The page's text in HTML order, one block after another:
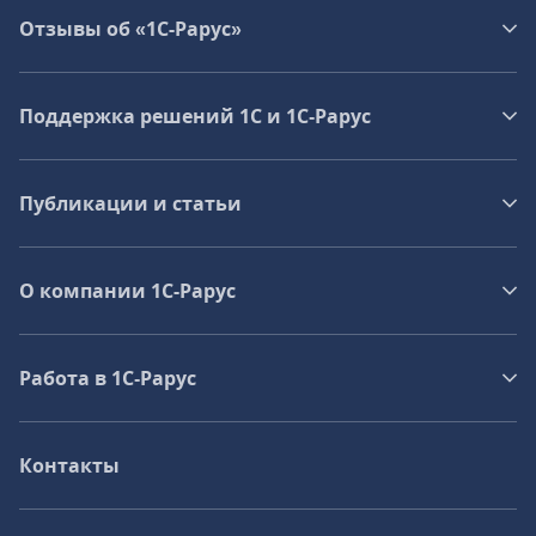
Отзывы об «1С-Рарус»
Поддержка решений 1С и 1С‑Рарус
Публикации и статьи
О компании 1C-Рарус
Работа в 1С‑Рарус
Контакты